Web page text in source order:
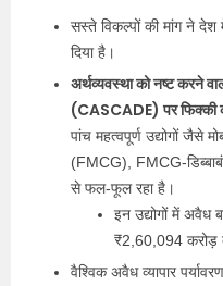
सस्ते विकल्पों की मांग ने
दिया है।
अर्थव्यवस्था को नष्ट करने
(CASCADE) पर फिक्की
पांच महत्वपूर्ण उद्योगों जैसे
(FMCG), FMCG-
से फल-फूल रहा है।
इन उद्योगों में
₹2,60,094 करोड़
वैश्विक अवैध व्यापार